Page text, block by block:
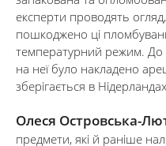
експерти проводять
пошкоджено ці
температурний режим. До
на неї було накладено
зберігається в
Олеся Островська-
предмети, які й раніше